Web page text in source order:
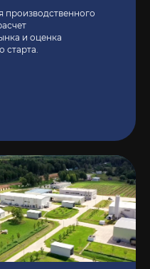
производственного
и оценка
старта.